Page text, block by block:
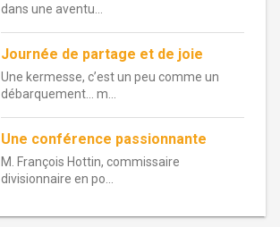
dans une aventu...
Journée de partage et de joie
Une kermesse, c’est un peu comme un
débarquement… m...
Une conférence passionnante
M. François Hottin, commissaire
divisionnaire en po...